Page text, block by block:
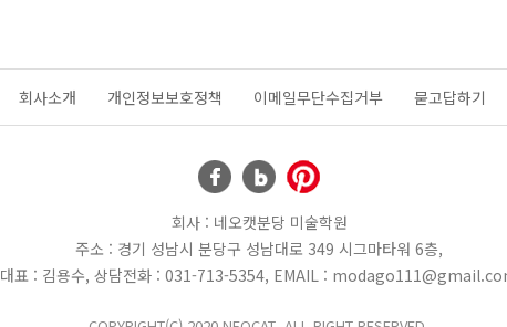
회사소개 개인정보보호정책 이메일무단수집거부 묻고답하기
회사 : 네오캣분당 미술학원
주소 : 경기 성남시 분당구 성남대로 349 시그마타워 6층,
대표 : 김용수, 상담전화 : 031-713-5354, EMAIL :